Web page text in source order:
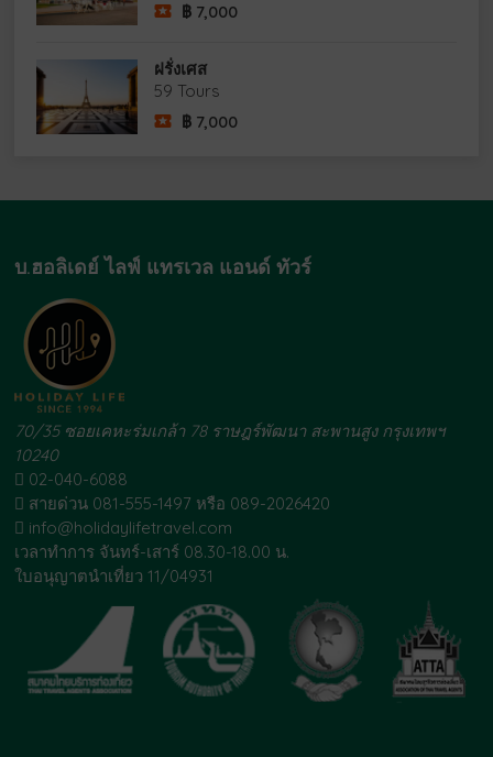
฿ 7,000
ฝรั่งเศส
59 Tours
฿ 7,000
บ.ฮอลิเดย์ ไลฟ์ แทรเวล แอนด์ ทัวร์
70/35 ซอยเคหะร่มเกล้า 78 ราษฎร์พัฒนา สะพานสูง กรุงเทพฯ
10240
02-040-6088
สายด่วน 081-555-1497 หรือ 089-2026420
info@holidaylifetravel.com
เวลาทำการ จันทร์-เสาร์ 08.30-18.00 น.
ใบอนุญาตนำเที่ยว 11/04931